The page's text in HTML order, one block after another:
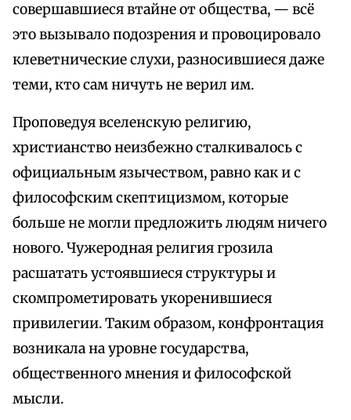
совершавшиеся втайне от общества, — всё
это вызывало подозрения и провоцировало
клеветнические слухи, разносившиеся даже
теми, кто сам ничуть не верил им.
Проповедуя вселенскую религию,
христианство неизбежно сталкивалось с
официальным язычеством, равно как и с
философским скептицизмом, которые
больше не могли предложить людям ничего
нового. Чужеродная религия грозила
расшатать устоявшиеся структуры и
скомпрометировать укоренившиеся
привилегии. Таким образом, конфронтация
возникала на уровне государства,
общественного мнения и философской
мысли.